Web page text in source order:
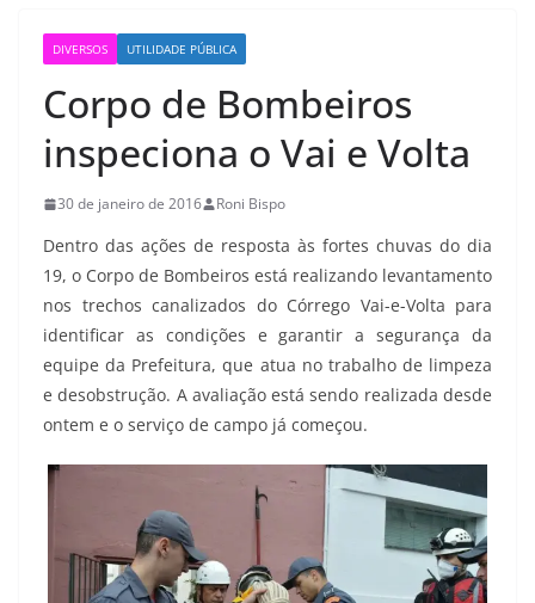
DIVERSOS UTILIDADE PÚBLICA
Corpo de Bombeiros
inspeciona o Vai e Volta
30 de janeiro de 2016 Roni Bispo
Dentro das ações de resposta às fortes chuvas do dia
19, o Corpo de Bombeiros está realizando levantamento
nos trechos canalizados do Córrego Vai-e-Volta para
identificar as condições e garantir a segurança da
equipe da Prefeitura, que atua no trabalho de limpeza
e desobstrução. A avaliação está sendo realizada desde
ontem e o serviço de campo já começou.